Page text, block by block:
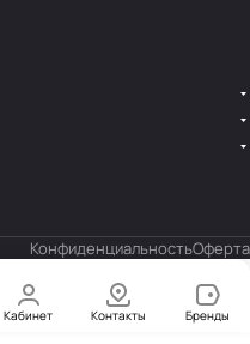
КонфиденциальностьОферта
Кабинет Контакты Бренды